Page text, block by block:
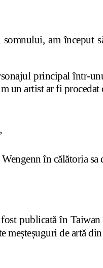
am început
principal într-
un artist ar fi procedat
în călătoria
publicată în Taiwan
meșteșuguri de artă